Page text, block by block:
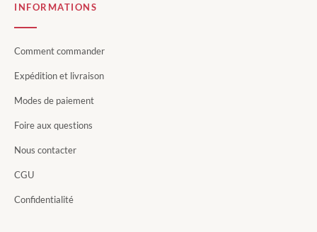
INFORMATIONS
Comment commander
Expédition et livraison
Modes de paiement
Foire aux questions
Nous contacter
CGU
Confidentialité